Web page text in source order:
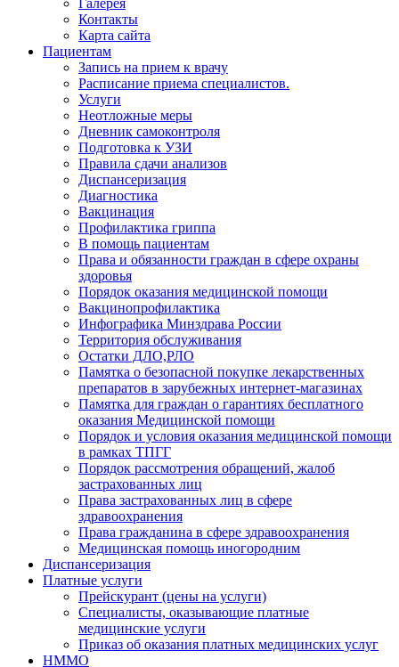
Галерея
Контакты
Карта сайта
Пациентам
Запись на прием к врачу
Расписание приема специалистов.
Услуги
Неотложные меры
Дневник самоконтроля
Подготовка к УЗИ
Правила сдачи анализов
Диспансеризация
Диагностика
Вакцинация
Профилактика гриппа
В помощь пациентам
Права и обязанности граждан в сфере охраны
здоровья
Порядок оказания медицинской помощи
Вакцинопрофилактика
Инфографика Минздрава России
Территория обслуживания
Остатки ДЛО,РЛО
Памятка о безопасной покупке лекарственных
препаратов в зарубежных интернет-магазинах
Памятка для граждан о гарантиях бесплатного
оказания Медицинской помощи
Порядок и условия оказания медицинской помощи
в рамках ТПГГ
Порядок рассмотрения обращений, жалоб
застрахованных лиц
Права застрахованных лиц в сфере
здравоохранения
Права гражданина в сфере здравоохранения
Медицинская помощь иногородним
Диспансеризация
Платные услуги
Прейскурант (цены на услуги)
Специалисты, оказывающие платные
медицинские услуги
Приказ об оказания платных медицинских услуг
НММО